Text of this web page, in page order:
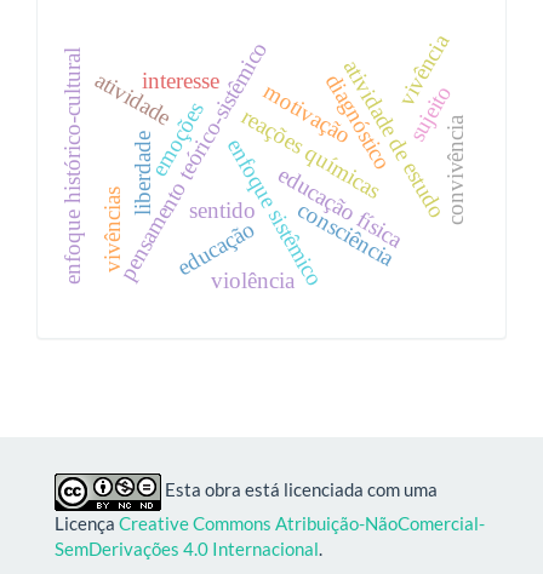
pensamento teórico-sistêmicoenfoque sistêmico
diagnóstico
reações químicas
educação física
atividade de estudo
sujeito
motivação
interesse
sentido
emoções
atividade
consciência
liberdade
educação
enfoque histórico-cultural vivências
convivência
vivência
violência
Esta obra está licenciada com uma
Licença Creative Commons Atribuição-NãoComercial-
SemDerivações 4.0 Internacional.